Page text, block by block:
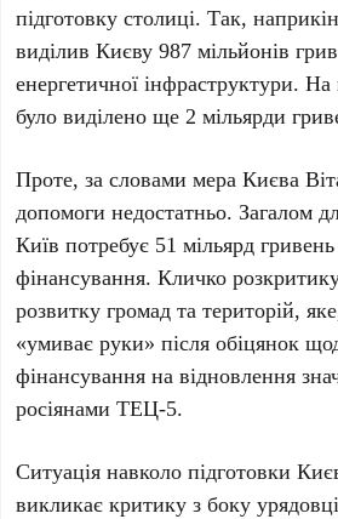
підготовку столиці. Так,
виділив Києву987 мільйонів
енергетичної інфраструктури.
було виділено ще2 мільярди
Проте, за словами мера Києва
допомоги недостатньо. Загалом
Київ потребує 51 мільярд гривень
фінансування.Кличко
розвитку громад та територій,
«умиває руки» після обіцянок
фінансування на відновлення
росіянами ТЕЦ-5.
Ситуація навколо підготовки
викликає критику з боку